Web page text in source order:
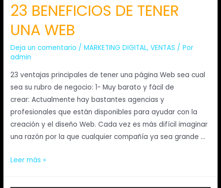
23 BENEFICIOS DE TENER
UNA WEB
Deja un comentario /MARKETING DIGITAL,VENTAS / Por
admin
23 ventajas principales de tener una página Web sea cual
sea su rubro de negocio: 1- Muy barato y fácil de
crear: Actualmente hay bastantes agencias y
profesionales que están disponibles para ayudar con la
creación y el diseño Web. Cada vez es más difícil imaginar
una razón por la que cualquier compañía ya sea grande …
Leer más »